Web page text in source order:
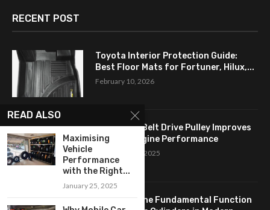
RECENT POST
Toyota Interior Protection Guide:
Best Floor Mats for Fortuner, Hilux,...
February 10, 2026
How a Flat Belt Drive Pulley Improves
Antique Engine Performance
September 27, 2025
Revealing the Fundamental Function
READ ALSO
Maximising
Vehicle
Performance
with the Right...
January 25, 2025